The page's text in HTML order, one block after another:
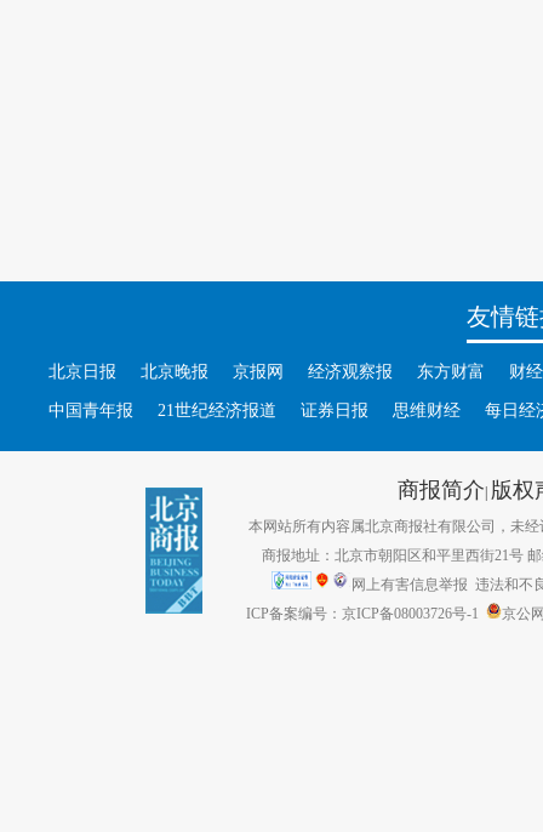
友情
北京日报 北京晚报 京报网 经济观察报 东方财富 财
中国青年报 21世纪经济报道 证券日报 思维财经 每日经
商报简介| 版权
本网站所有内容属北京商报社有限公司，未经
商报地址：北京市朝阳区和平里西街21号
网上有害信息举报 违法和不
ICP备案编号：京ICP备08003726号-1
京公